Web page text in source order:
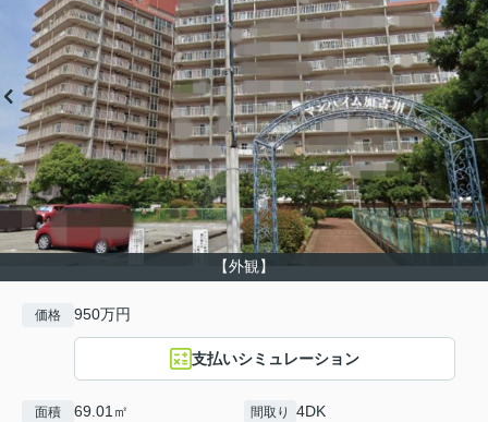
【外観】
価格 950万円
支払いシミュレーション
面積 69.01㎡ 間取り 4DK